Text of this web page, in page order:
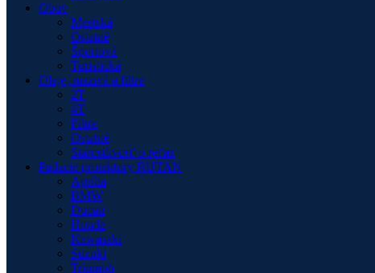
Obuv
Mestská
Ostatné
Športová
Turistická
Oleje, mazivá a filtre
2T
4T
Filtre
Ostatné
Starostlivosť o reťaz
Padacie protektory RUTAN
Aprilia
BMW
Ducati
Honda
Kawasaki
Suzuki
Triumph